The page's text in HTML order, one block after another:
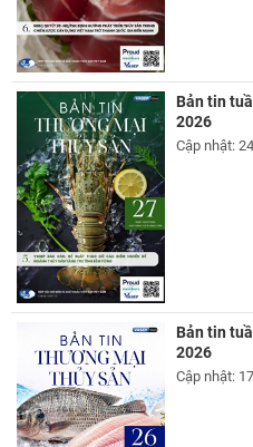
Bản tin
2026
Cập nhật:
Bản tin
2026
Cập nhật: